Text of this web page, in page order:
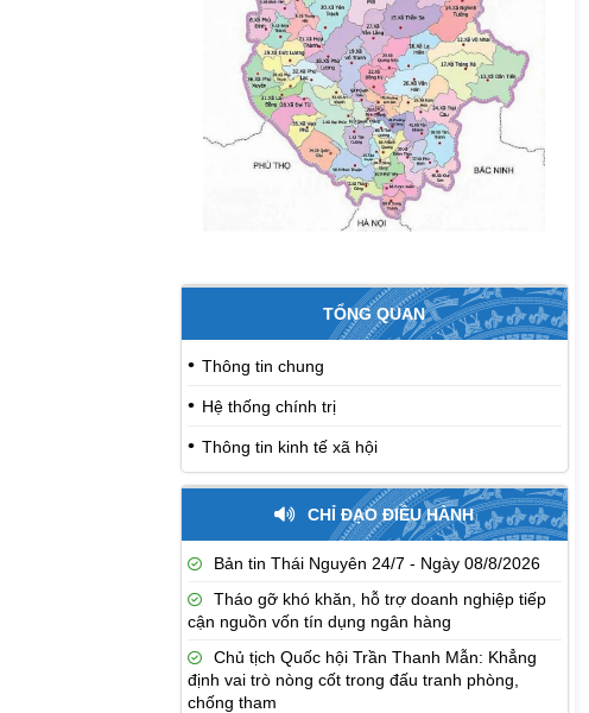
TỔNG QUAN
Thông tin chung
Hệ thống chính trị
Thông tin kinh tế xã hội
CHỈ ĐẠO ĐIỀU HÀNH
Bản tin Thái Nguyên 24/7 - Ngày 08/8/2026
Tháo gỡ khó khăn, hỗ trợ doanh nghiệp tiếp
cận nguồn vốn tín dụng ngân hàng
Chủ tịch Quốc hội Trần Thanh Mẫn: Khẳng
định vai trò nòng cốt trong đấu tranh phòng,
chống tham